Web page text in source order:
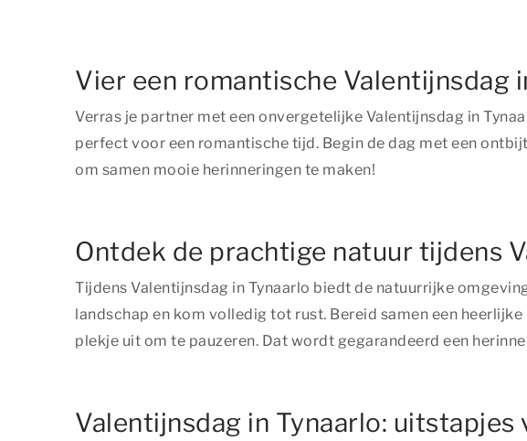
Vier een romantische Valentijnsdag
Verras je partner met een onvergetelijke Valentijnsdag in
perfect voor een romantische tijd. Begin de dag met een
om samen mooie herinneringen te maken!
Ontdek de prachtige natuur tijdens
Tijdens Valentijnsdag in Tynaarlo biedt de natuurrijke
landschap en kom volledig tot rust. Bereid samen een
plekje uit om te pauzeren. Dat wordt gegarandeerd een
Valentijnsdag in Tynaarlo: uitstapjes